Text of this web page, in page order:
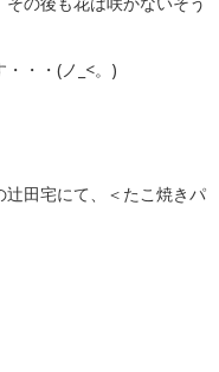
・・(ノ_<。)
田宅にて、＜たこ焼きパ